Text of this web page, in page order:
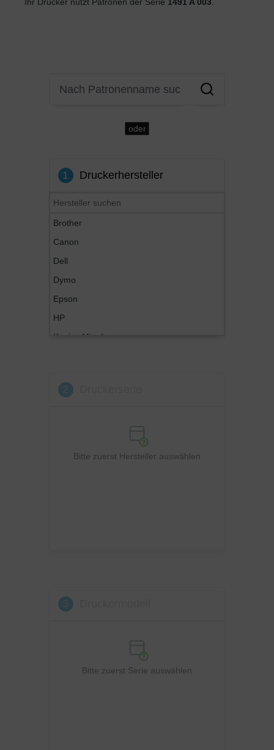
oder
1 Druckerhersteller
Brother
Canon
Dell
Dymo
Epson
HP
Konica Minolta
OKI
Bitte zuerst Hersteller auswählen
Bitte zuerst Serie auswählen